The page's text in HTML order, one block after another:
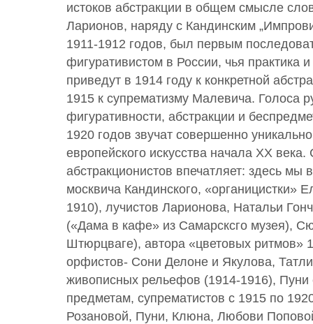
истоков абстракции в общем смысле
Ларионов, наряду с Кандинским
1911-1912 годов, был первым
фигуративистом в России, чья практика
приведут в 1914 году к конкретной
1915 к супрематизму Малевича. Голоса
фигуративности, абстракции и
1920 годов звучат совершенно
европейского искусства начала XX века.
абстракционистов впечатляет: здесь мы
москвича Кандинского, «органицистки»
1910), лучистов Ларионова, Натальи
(«Дама в кафе» из Самарсксго музея),
Штюрцваге), автора «цветовых ритмов»
орфистов- Сони Делоне и Якулова,
живописных рельефов (1914-1916), Пуни
предметам, супрематистов с 1915 по
Розановой, Пуни, Клюна, Любови